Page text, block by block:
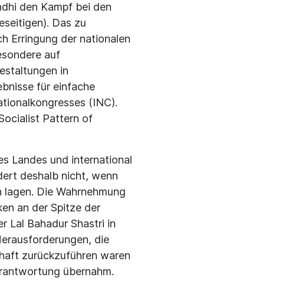
den Kampf bei den
Das zu
Er­ringung der nationalen
auf
in
für einfache
(INC).
Pattern of
Landes und inter­national
deshalb nicht, wenn
Die Wahrnehmung
an der Spitze der
Lal Bahadur Shastri in
die
zurückzuführen waren
übernahm.